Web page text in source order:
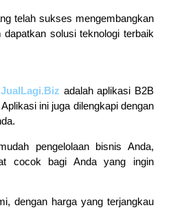
telah sukses mengembangkan
solusi teknologi terbaik
JualLagi.Biz adalah aplikasi B2B
ini juga dilengkapi dengan
pengelolaan bisnis Anda,
cocok bagi Anda yang ingin
dengan harga yang terjangkau